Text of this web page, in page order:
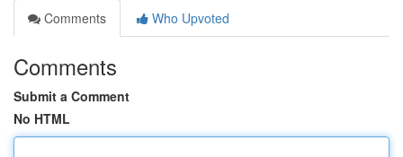
Comments
Who Upvoted
Comments
Submit a Comment
No HTML